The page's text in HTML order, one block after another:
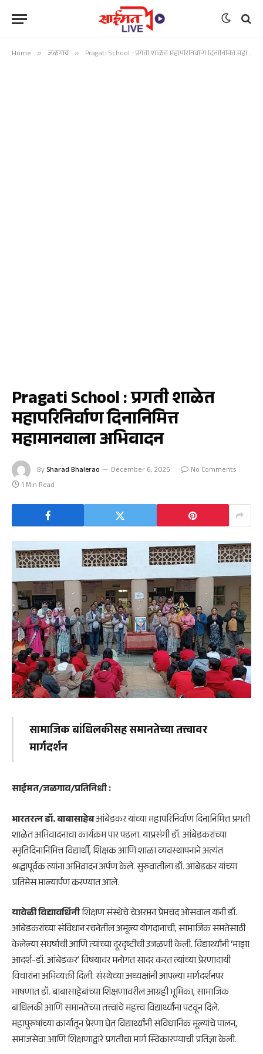
Home » जळगाव » Pragati School : प्रगती शाळेत महापरिनिर्वाण दिनानिमित्त महामानवाला अभिवादन
Pragati School : प्रगती शाळेत
महापरिनिर्वाण दिनानिमित्त
महामानवाला अभिवादन
By Sharad Bhalerao December 6, 2025
No Comments
1 Min Read
सामाजिक बांधिलकीसह समानतेच्या तत्त्वावर
मार्गदर्शन
साईमत/जळगाव/प्रतिनिधी :
भारतरत्न डॉ. बाबासाहेबआंबेडकर यांच्या महापरिनिर्वाण दिनानिमित्त प्रगती
शाळेत अभिवादनाचा कार्यक्रम पार पडला. याप्रसंगी डॉ. आंबेडकरांच्या
स्मृतिदिनानिमित्त विद्यार्थी, शिक्षक आणि शाळा व्यवस्थापनाने अत्यंत
श्रद्धापूर्वक त्यांना अभिवादन अर्पण केले. सुरुवातीला डॉ. आंबेडकर यांच्या
प्रतिमेस माल्यार्पण करण्यात आले.
यावेळी विद्यावर्धिनीशिक्षण संस्थेचे चेअरमन प्रेमचंद ओसवाल यांनी डॉ.
आंबेडकरांच्या संविधान रचनेतील अमूल्य योगदानाची, सामाजिक समतेसाठी
केलेल्या संघर्षाची आणि त्यांच्या दूरदृष्टीची उजळणी केली. विद्यार्थ्यांनी ‘माझा
आदर्श-डॉ. आंबेडकर’ विषयावर मनोगत सादर करत त्यांच्या प्रेरणादायी
विचारांना अभिव्यक्ती दिली. संस्थेच्या अध्यक्षांनी आपल्या मार्गदर्शनपर
भाषणात डॉ. बाबासाहेबांच्या शिक्षणावरील आग्रही भूमिका, सामाजिक
बांधिलकी आणि समानतेच्या तत्त्वांचे महत्त्व विद्यार्थ्यांना पटवून दिले.
महापुरुषांच्या कार्यातून प्रेरणा घेत विद्यार्थ्यांनी संविधानिक मूल्यांचे पालन,
समाजसेवा आणि शिक्षणाद्वारे प्रगतीचा मार्ग स्विकारण्याची प्रतिज्ञा केली.